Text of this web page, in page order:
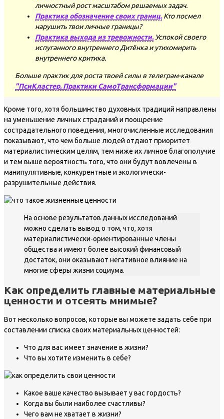
личностный рост масштабом решаемых задач.
Практика обозначение своих границ.Кто посмел
нарушить твои личные границы?
Практика выхода из тревожности.Успокой своего
испуганного внутреннего Дитёнка и утихомирить
внутреннего критика.
Больше практик для роста твоей силы в телеграм-канале
"ПсиКластер. Практики СамоТрансформации"
Кроме того, хотя большинство духовных традиций направлены
на уменьшение личных страданий и поощрение
сострадательного поведения, многочисленные исследования
показывают, что чем больше людей отдают приоритет
материалистическим целям, тем ниже их личное благополучие
и тем выше вероятность того, что они будут вовлечены в
манипулятивные, конкурентные и экологически-
разрушительные действия.
На основе результатов данных исследований
можно сделать вывод о том, что, хотя
материалистически-ориентированные члены
общества и имеют более высокий финансовый
достаток, они оказывают негативное влияние на
многие сферы жизни социума.
Как определить главные материальные
ценности и отсеять мнимые?
Вот несколько вопросов, которые вы можете задать себе при
составлении списка своих материальных ценностей:
Что для вас имеет значение в жизни?
Что вы хотите изменить в себе?
Какое ваше качество вызывает у вас гордость?
Когда вы были наиболее счастливы?
Чего вам не хватает в жизни?